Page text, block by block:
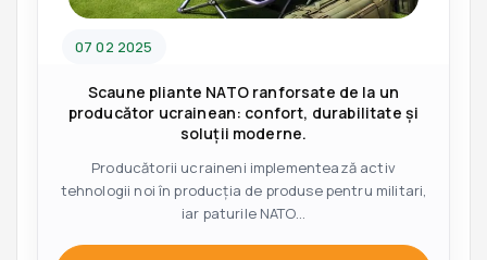
07 02 2025
Scaune pliante NATO ranforsate de la un
producător ucrainean: confort, durabilitate și
soluții moderne.
Producătorii ucraineni implementează activ
tehnologii noi în producția de produse pentru militari,
iar paturile NATO...